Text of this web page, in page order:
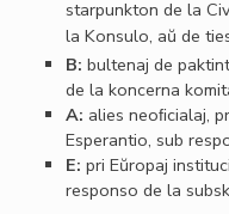
starpunkton de la
la Konsulo, aŭ de
B: bultenaj de
de la koncerna
A: alies neoﬁcialaj,
Esperantio, sub
E: pri Eŭropaj
responso de la